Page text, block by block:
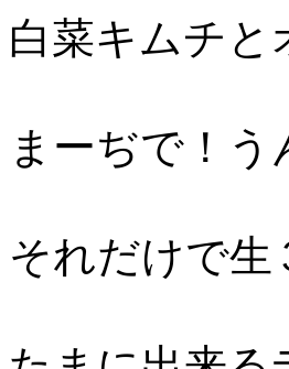
白菜キムチ
まーぢで！う
それだけで生